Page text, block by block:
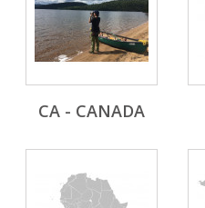
CA - CANADA